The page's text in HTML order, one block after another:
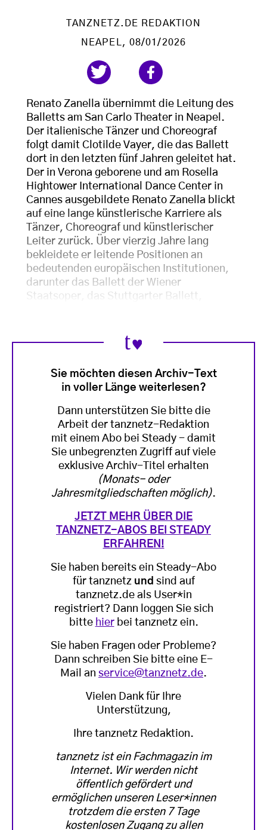
TANZNETZ.DE REDAKTION
NEAPEL
, 08/01/2026
Renato Zanella übernimmt die Leitung des
Balletts am San Carlo Theater in Neapel.
Der italienische Tänzer und Choreograf
folgt damit Clotilde Vayer, die das Ballett
dort in den letzten fünf Jahren geleitet hat.
Der in Verona geborene und am Rosella
Hightower International Dance Center in
Cannes ausgebildete Renato Zanella blickt
auf eine lange künstlerische Karriere als
Tänzer, Choreograf und künstlerischer
Leiter zurück. Über vierzig Jahre lang
bekleidete er leitende Positionen an
bedeutenden europäischen Institutionen,
darunter das Ballett der Wiener
Staatsoper, das Stuttgarter Ballett,
Sie möchten diesen Archiv-Text
in voller Länge weiterlesen?
Dann unterstützen Sie bitte die
Arbeit der tanznetz-Redaktion
mit einem Abo bei Steady - damit
Sie unbegrenzten Zugriff auf viele
exklusive Archiv-Titel erhalten
(Monats- oder
Jahresmitgliedschaften möglich).
JETZT MEHR ÜBER DIE
TANZNETZ-ABOS BEI STEADY
ERFAHREN!
Sie haben bereits ein Steady-Abo
für tanznetz und sind auf
tanznetz.de als User*in
registriert? Dann loggen Sie sich
bitte hierbei tanznetz ein.
Sie haben Fragen oder Probleme?
Dann schreiben Sie bitte eine E-
Mail an service@tanznetz.de.
Vielen Dank für Ihre
Unterstützung,
Ihre tanznetz Redaktion.
tanznetz ist ein Fachmagazin im
Internet. Wir werden nicht
öffentlich gefördert und
ermöglichen unseren Leser*innen
trotzdem die ersten 7 Tage
kostenlosen Zugang zu allen